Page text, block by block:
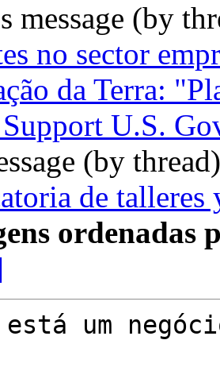
message (by
no sector
da Terra:
U.S.
(by
de talleres
ordenadas
um